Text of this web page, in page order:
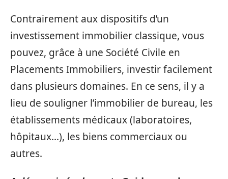
Contrairement aux dispositifs d’un
investissement immobilier classique, vous
pouvez, grâce à une Société Civile en
Placements Immobiliers, investir facilement
dans plusieurs domaines. En ce sens, il y a
lieu de souligner l’immobilier de bureau, les
établissements médicaux (laboratoires,
hôpitaux…), les biens commerciaux ou
autres.